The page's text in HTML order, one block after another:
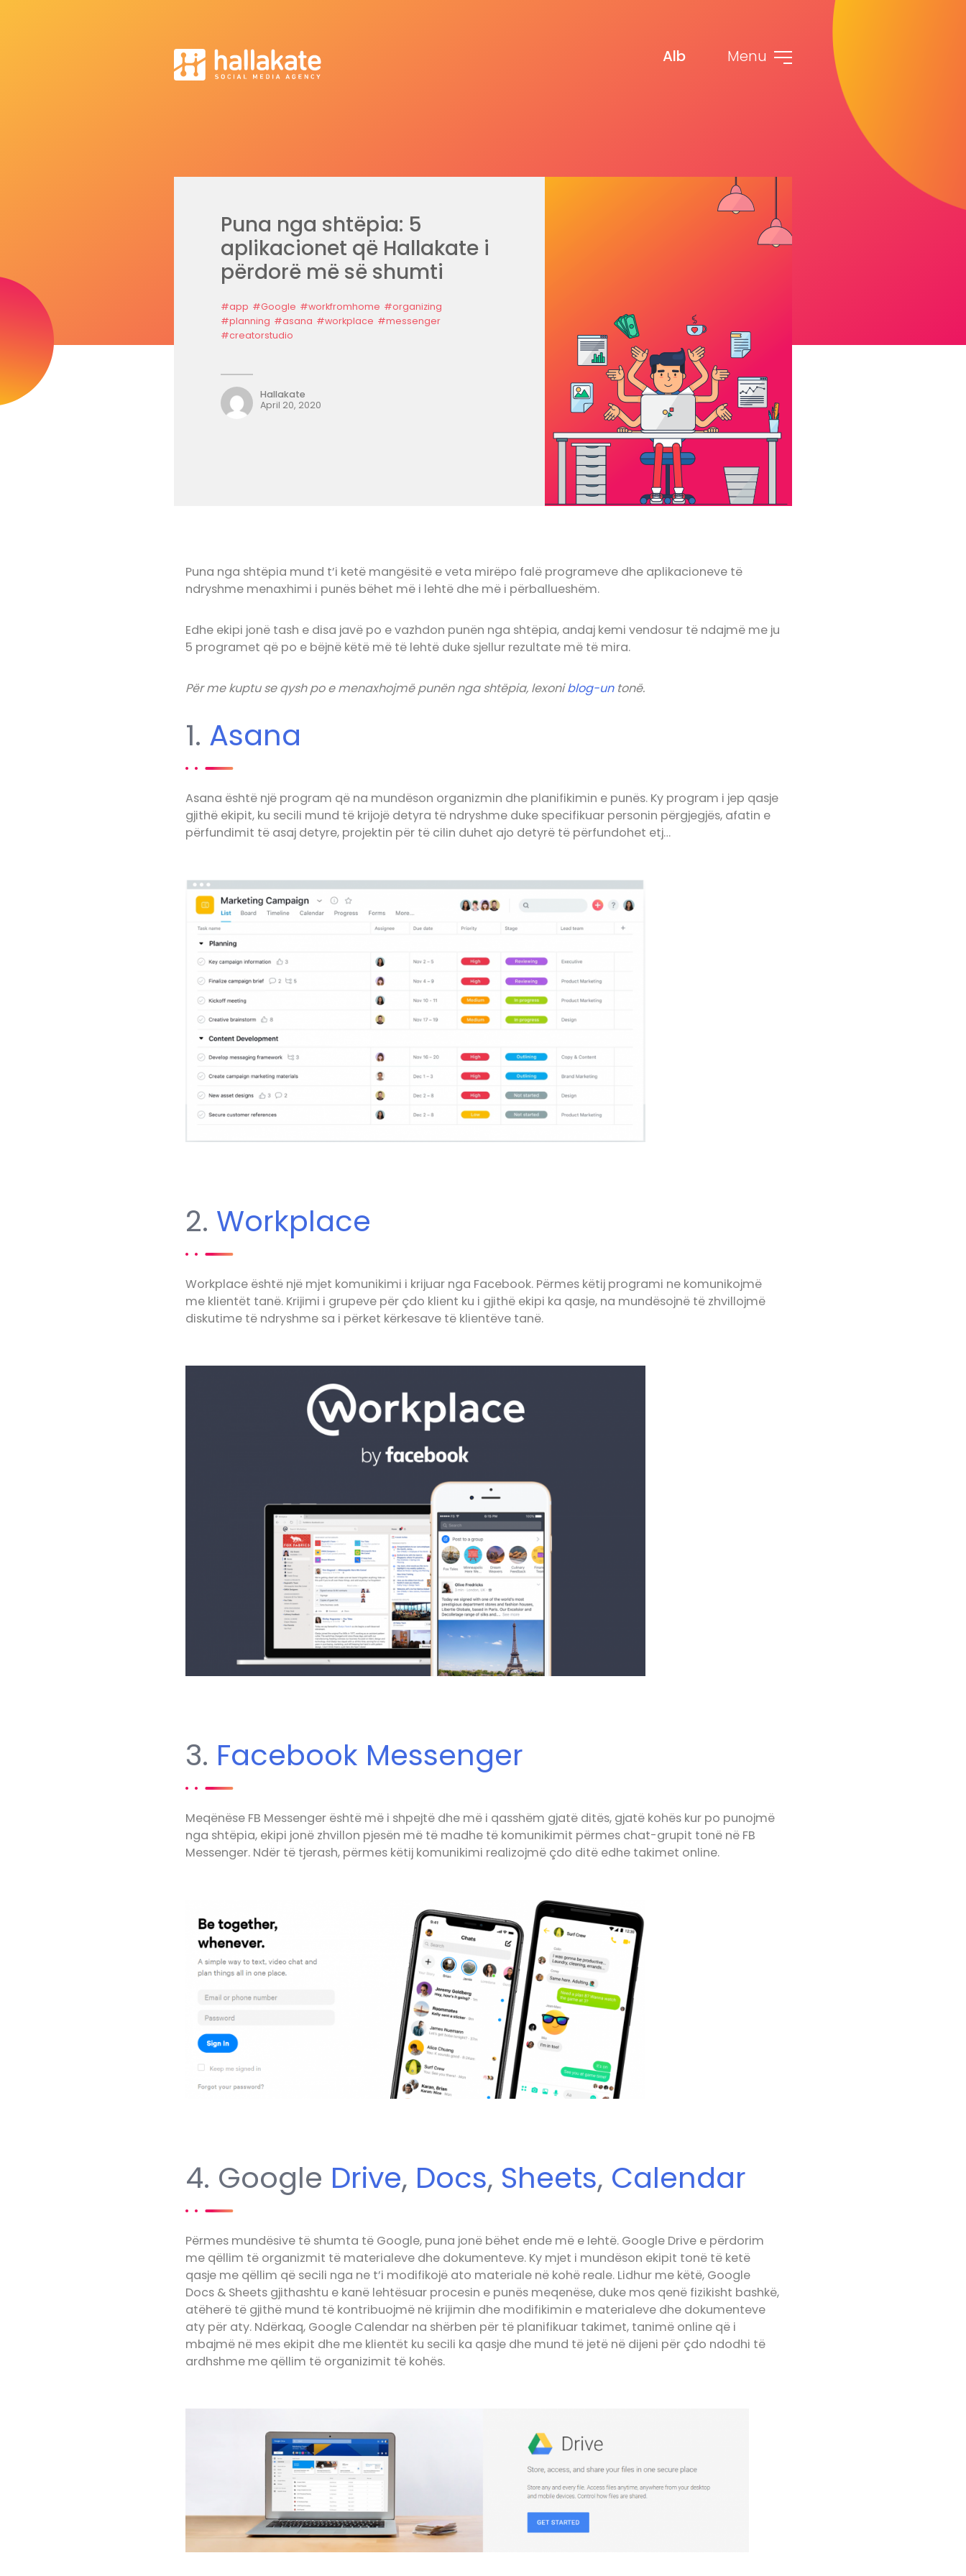
Alb Menu
Puna nga shtëpia: 5
aplikacionet që Hallakate i
përdorë më së shumti
#app #Google #workfromhome #organizing
#planning #asana #workplace #messenger
#creatorstudio
Hallakate
April 20, 2020
Puna nga shtëpia mund t’i ketë mangësitë e veta mirëpo falë programeve dhe aplikacioneve të
ndryshme menaxhimi i punës bëhet më i lehtë dhe më i përballueshëm.
Edhe ekipi jonë tash e disa javë po e vazhdon punën nga shtëpia, andaj kemi vendosur të ndajmë me ju
5 programet që po e bëjnë këtë më të lehtë duke sjellur rezultate më të mira.
Për me kuptu se qysh po e menaxhojmë punën nga shtëpia, lexoniblog-untonë.
1. Asana
Asana është një program që na mundëson organizmin dhe planifikimin e punës. Ky program i jep qasje
gjithë ekipit, ku secili mund të krijojë detyra të ndryshme duke specifikuar personin përgjegjës, afatin e
përfundimit të asaj detyre, projektin për të cilin duhet ajo detyrë të përfundohet etj…
2. Workplace
Workplace është një mjet komunikimi i krijuar nga Facebook. Përmes këtij programi ne komunikojmë
me klientët tanë. Krijimi i grupeve për çdo klient ku i gjithë ekipi ka qasje, na mundësojnë të zhvillojmë
diskutime të ndryshme sa i përket kërkesave të klientëve tanë.
3. Facebook Messenger
Meqënëse FB Messenger është më i shpejtë dhe më i qasshëm gjatë ditës, gjatë kohës kur po punojmë
nga shtëpia, ekipi jonë zhvillon pjesën më të madhe të komunikimit përmes chat-grupit tonë në FB
Messenger. Ndër të tjerash, përmes këtij komunikimi realizojmë çdo ditë edhe takimet online.
4. Google Drive, Docs, Sheets, Calendar
Përmes mundësive të shumta të Google, puna jonë bëhet ende më e lehtë. Google Drive e përdorim
me qëllim të organizmit të materialeve dhe dokumenteve. Ky mjet i mundëson ekipit tonë të ketë
qasje me qëllim që secili nga ne t’i modifikojë ato materiale në kohë reale. Lidhur me këtë, Google
Docs & Sheets gjithashtu e kanë lehtësuar procesin e punës meqenëse, duke mos qenë fizikisht bashkë,
atëherë të gjithë mund të kontribuojmë në krijimin dhe modifikimin e materialeve dhe dokumenteve
aty për aty. Ndërkaq, Google Calendar na shërben për të planifikuar takimet, tanimë online që i
mbajmë në mes ekipit dhe me klientët ku secili ka qasje dhe mund të jetë në dijeni për çdo ndodhi të
ardhshme me qëllim të organizimit të kohës.